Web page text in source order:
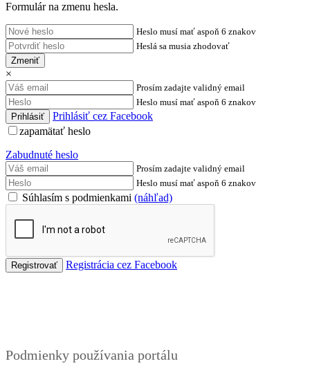
Formulár na zmenu hesla.
Heslo musí mať aspoň 6 znakov
Heslá sa musia zhodovať
Zmeniť
×
Prosím zadajte validný email
Heslo musí mať aspoň 6 znakov
Prihlásiť cez Facebook
zapamätať heslo
Zabudnuté heslo
Prosím zadajte validný email
Heslo musí mať aspoň 6 znakov
Súhlasím s podmienkami (náhľad)
Registrácia cez Facebook
Podmienky používania portálu